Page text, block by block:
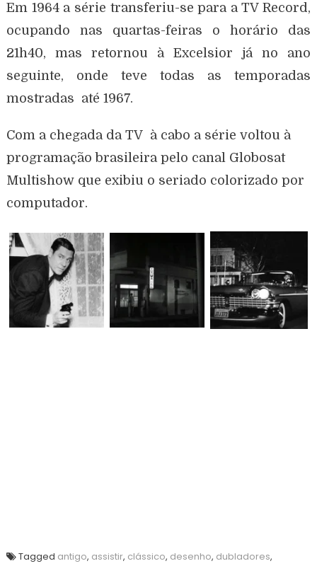
Em 1964 a série transferiu-se para a TV Record,
ocupando nas quartas-feiras o horário das
21h40, mas retornou à Excelsior já no ano
seguinte, onde teve todas as temporadas
mostradas até 1967.
Com a chegada da TV à cabo a série voltou à
programação brasileira pelo canal Globosat
Multishow que exibiu o seriado colorizado por
computador.
Tagged antigo, assistir, clássico, desenho, dubladores,